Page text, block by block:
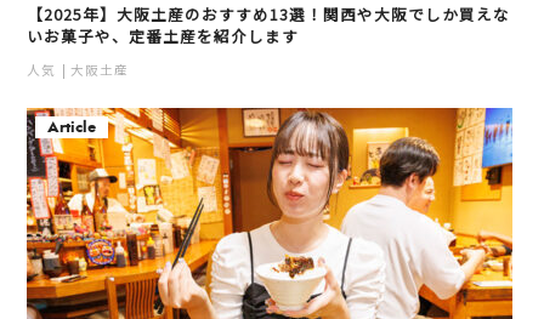
【2025年】大阪土産のおすすめ13選！関西や大阪でしか買えな
いお菓子や、定番土産を紹介します
人気 大阪土産
Article